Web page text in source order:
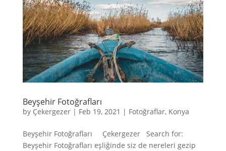
Beyşehir Fotoğrafları
by Çekergezer| Feb 19, 2021 | Fotoğraflar, Konya
Beyşehir Fotoğrafları Çekergezer Search for:
Beyşehir Fotoğrafları eşliğinde siz de nereleri gezip